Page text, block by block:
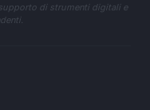
di strumenti digitali e